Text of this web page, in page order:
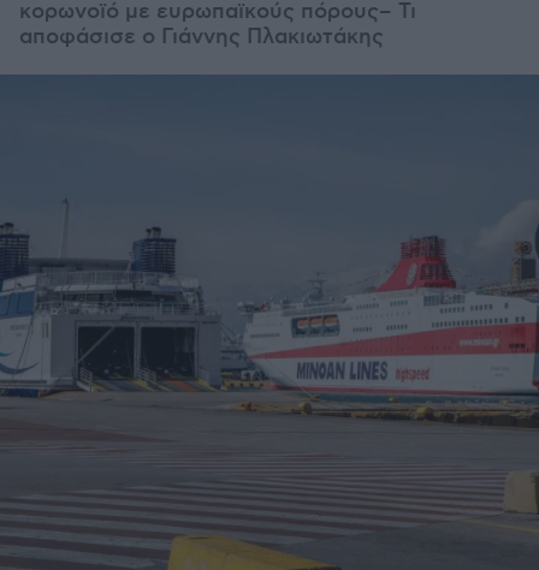
κορωνοϊό με ευρωπαϊκούς πόρους– Τι
αποφάσισε ο Γιάννης Πλακιωτάκης